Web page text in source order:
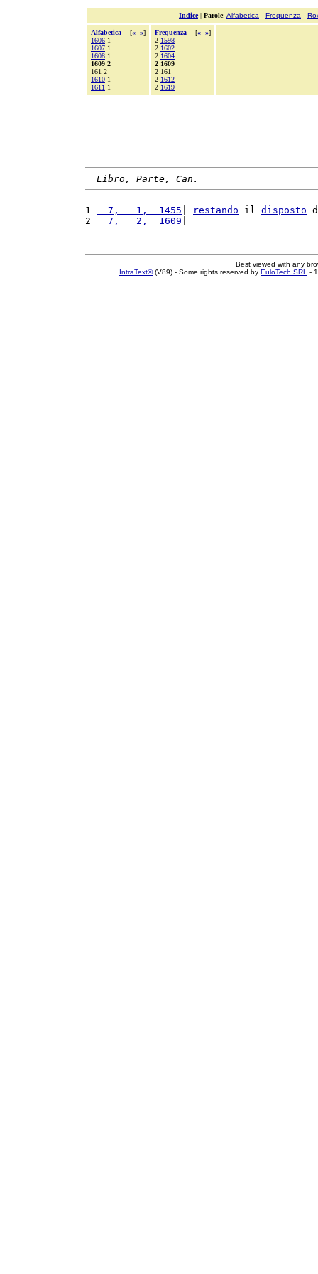
Indice| Parole: Alfabetica - Frequenza -
Alfabetica [« »]
1606 1
1607 1
1608 1
1609 2
161 2
1610 1
1611 1
Frequenza [« »]
2 1598
2 1602
2 1604
2 1609
2 161
2 1612
2 1619
Libro, Parte, Can.
1
  7,   1,  1455
restando il disposto
2
  7,   2,  1609
Best viewed with any
IntraText®(V89) - Some rights reserved by EuloTech SRL -